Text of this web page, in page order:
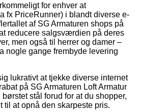
for enhver at
fx PriceRunner) i blandt diverse e-
af SG Armaturen shops på
reducere salgsværdien på deres
men også til herrer og damer –
nogle gange frembyde levering
lukrativt at tjekke diverse internet
på SG Armaturen Loft Armatur
stål forud for at du shopper,
til at opnå den skarpeste pris.